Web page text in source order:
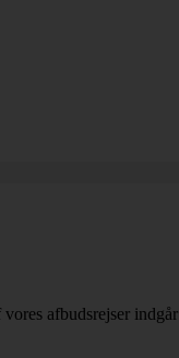
afbudsrejser indgår